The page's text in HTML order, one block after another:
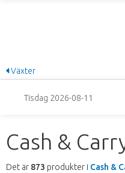
Växter
Tisdag 2026-08-11
Cash &
Det är 873 produkter i Cash &